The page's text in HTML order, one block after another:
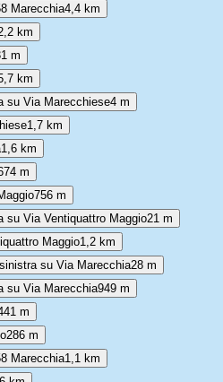
Marecchia4,4 km
km
m
km
su Via Marecchiese4 m
1,7 km
1,6 km
m
756 m
su Via Ventiquattro Maggio21 m
Maggio1,2 km
su Via Marecchia28 m
su Via Marecchia949 m
m
286 m
Marecchia1,1 km